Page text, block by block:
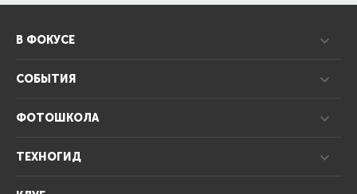
В ФОКУСЕ
СОБЫТИЯ
ФОТОШКОЛА
ТЕХНОГИД